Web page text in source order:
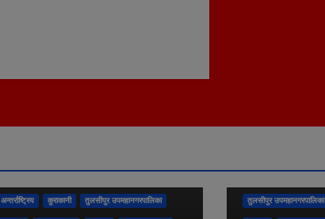
अन्तर्राष्ट्रिय कुराकानी तुलसीपुर उपमहानगरपालिका तुलसीपुर उपमहानगरपालिका